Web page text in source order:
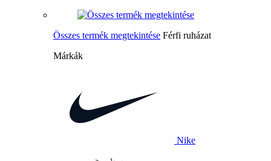
Összes termék megtekintése Férfi ruházat
Márkák
Nike